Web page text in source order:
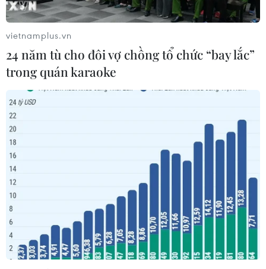
Trần Trọng Nghĩa phụ trách và giảng dạy, đã thu
hút được gần 100 sinh viên nước ngoài, chủ yếu
là người Brunei theo học.
Chia sẻ với phóng viên TTXVN tại Đông Nam Á,
giảng viên Trần Trọng Nghĩa bày tỏ mong muốn
Đại sứ quán Việt Nam tại Brunei và UBD tổ chức
nhiều hơn nữa những hoạt động thiết thực để
quảng bá và hỗ trợ việc giảng dạy tiếng Việt
như tạo ra Góc văn hóa Việt Nam, tài trợ học
bổng cho sinh viên nước ngoài học tiếng Việt
được đến Việt Nam trải nghiệm thực tế hoặc
tham gia các khóa học ngắn hạn để trải nghiệm
văn hóa, ngôn ngữ Việt…
Cái duyên đến với lớp học tiếng Việt tại Brunei
của anh Nghĩa bắt đầu từ một lá thư điện tử của
vietnamplus.vn
24 năm tù cho đôi vợ chồng tổ chức “bay lắc”
trong quán karaoke